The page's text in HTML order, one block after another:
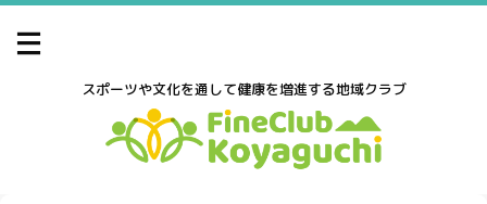
スポーツや文化を通して健康を増進する地域クラブ